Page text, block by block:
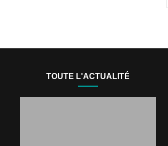
TOUTE L'ACTUALITÉ